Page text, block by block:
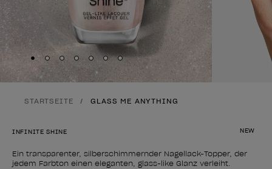
Skip to slide 1
Skip to slide2
Skip to slide 3
Skip to slide 4
Skip to slide 5
Skip to slide 6
Skip to slide7
STARTSEITE GLASS ME ANYTHING
NEW
INFINITE SHINE
Ein transparenter, silberschimmernder Nagellack-Topper, der
jedem Farbton einen eleganten, glass-like Glanz verleiht.